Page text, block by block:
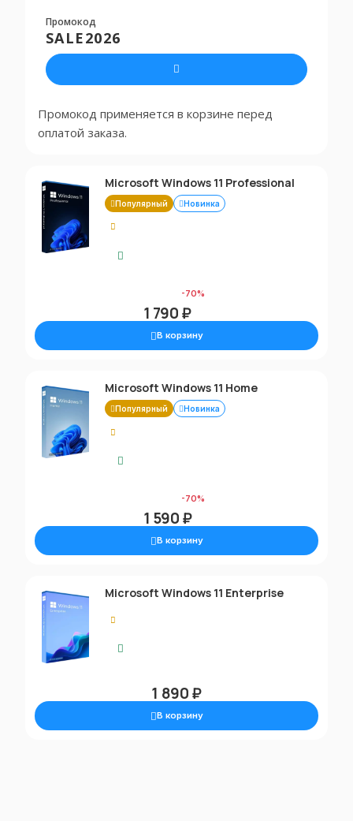
Промокод
SALE2026
Промокод применяется в корзине перед
оплатой заказа.
Microsoft Windows 11 Professional
Популярный Новинка
-70%
1 790 ₽
В корзину
Microsoft Windows 11 Home
Популярный Новинка
-70%
1 590 ₽
В корзину
Microsoft Windows 11 Enterprise
1 890 ₽
В корзину